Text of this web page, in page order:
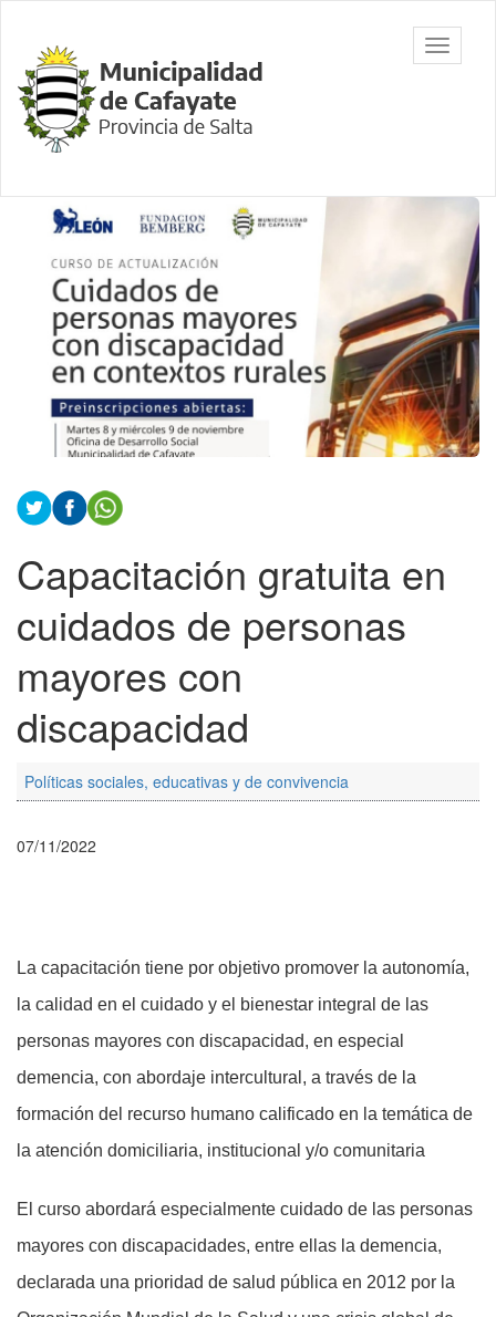
contenido
principal
Municipalidad
de Cafayate,
Salta
barra
Contenido
principal
Capacitación gratuita en
cuidados de personas
mayores con
discapacidad
Políticas sociales, educativas y de convivencia
07/11/2022
La capacitación tiene por objetivo promover la autonomía,
la calidad en el cuidado y el bienestar integral de las
personas mayores con discapacidad, en especial
demencia, con abordaje intercultural, a través de la
formación del recurso humano calificado en la temática de
la atención domiciliaria, institucional y/o comunitaria
El curso abordará especialmente cuidado de las personas
mayores con discapacidades, entre ellas la demencia,
declarada una prioridad de salud pública en 2012 por la